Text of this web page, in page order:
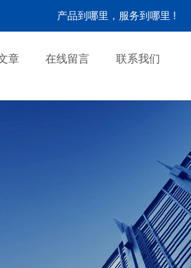
产品到哪里，服务到哪里 !
章 在线留言 联系我们